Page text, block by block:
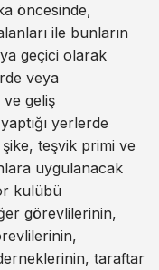
öncesinde,
ile bunların
geçici olarak
veya
ve geliş
yerlerde
teşvik primi ve
uygulanacak
kulübü
görevlilerinin,
taraftar